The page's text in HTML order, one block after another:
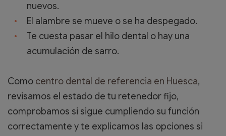
nuevos.
El alambre se mueve o se ha despegado.
Te cuesta pasar el hilo dental o hay una
acumulación de sarro.
Como centro dental de referencia en Huesca,
revisamos el estado de tu retenedor fijo,
comprobamos si sigue cumpliendo su función
correctamente y te explicamos las opciones si